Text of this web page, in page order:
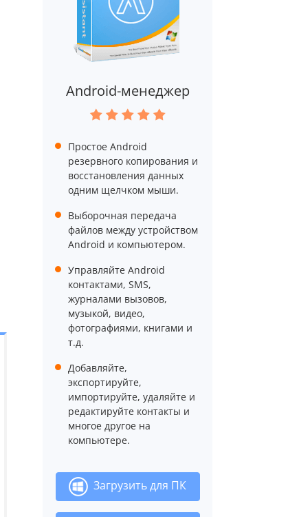
Android-менеджер
Простое Android
резервного копирования и
восстановления данных
одним щелчком мыши.
Выборочная передача
файлов между устройством
Android и компьютером.
Управляйте Android
контактами, SMS,
журналами вызовов,
музыкой, видео,
фотографиями, книгами и
т.д.
Добавляйте,
экспортируйте,
импортируйте, удаляйте и
редактируйте контакты и
многое другое на
компьютере.
Загрузить для ПК